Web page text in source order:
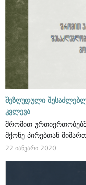
შეზღუდული
კვლევა
შრომით
მქონე პირებთან
22 იანვარი 2020